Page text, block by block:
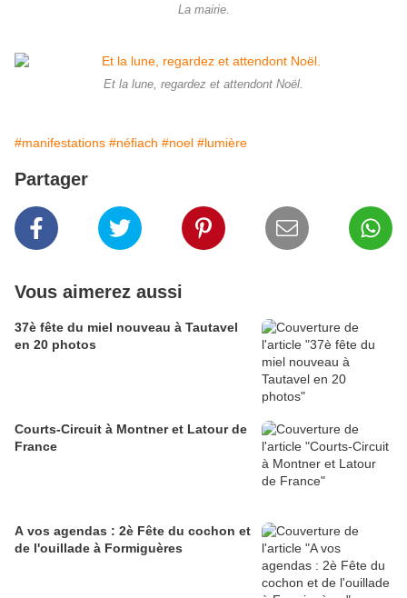
La mairie.
Et la lune, regardez et attendont Noël.
#manifestations #néfiach #noel #lumière
Partager
Vous aimerez aussi
37è fête du miel nouveau à Tautavel
en 20 photos
Courts-Circuit à Montner et Latour de
France
A vos agendas : 2è Fête du cochon et
de l'ouillade à Formiguères